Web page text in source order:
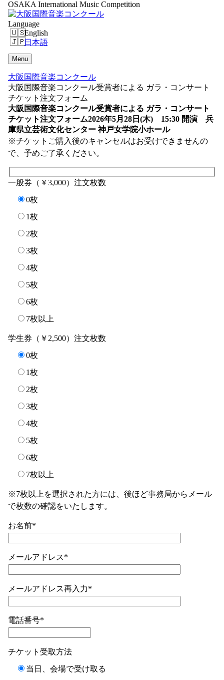
OSAKA International Music Competition
Language
English
日本語
Menu
大阪国際音楽コンクール
大阪国際音楽コンクール受賞者による ガラ・コンサート
チケット注文フォーム
大阪国際音楽コンクール受賞者による ガラ・コンサート
チケット注文フォーム2026年5月28日(木) 15:30 開演 兵
庫県立芸術文化センター 神戸女学院小ホール
※チケットご購入後のキャンセルはお受けできませんの
で、予めご了承ください。
一般券（￥3,000）注文枚数
0枚
1枚
2枚
3枚
4枚
5枚
6枚
7枚以上
学生券（￥2,500）注文枚数
0枚
1枚
2枚
3枚
4枚
5枚
6枚
7枚以上
※7枚以上を選択された方には、後ほど事務局からメール
で枚数の確認をいたします。
お名前*
メールアドレス*
メールアドレス再入力*
電話番号*
チケット受取方法
当日、会場で受け取る